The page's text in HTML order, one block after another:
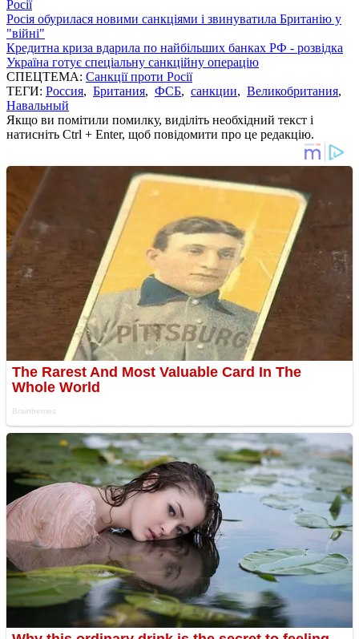
Росії
Росія обурилася новими санкціями і звинуватила Британію у
"війні"
Кредитна криза вдарила по найбільших банках РФ - розвідка
Україна готує спеціальну санкційну операцію
СПЕЦТЕМА: Санкції проти Росії
ТЕГИ: Россия, Британия, ФСБ, санкции, Великобритания,
Навальный
Якщо ви помітили помилку, виділіть необхідний текст і
натисніть Ctrl + Enter, щоб повідомити про це редакцію.